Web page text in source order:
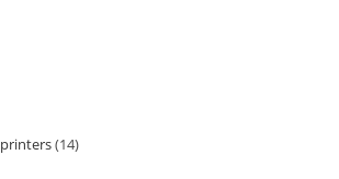
printers 14